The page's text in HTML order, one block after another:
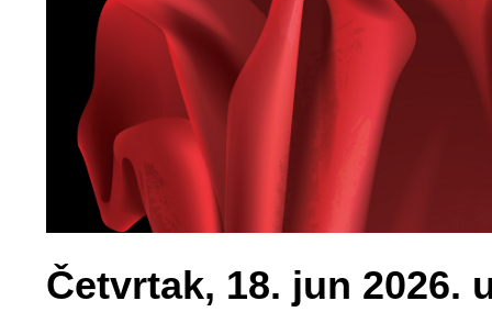
Četvrtak, 18. jun 2026.